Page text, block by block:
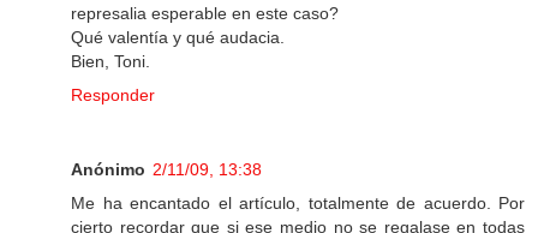
represalia esperable en este caso?
Qué valentía y qué audacia.
Bien, Toni.
Responder
Anónimo 2/11/09, 13:38
Me ha encantado el artículo, totalmente de acuerdo. Por
cierto recordar que si ese medio no se regalase en todas